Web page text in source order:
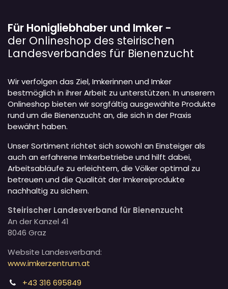
Für Honigliebhaber und Imker -
der Onlineshop des steirischen
Landesverbandes für Bienenzucht
Wir verfolgen das Ziel, Imkerinnen und Imker
bestmöglich in ihrer Arbeit zu unterstützen. In unserem
Onlineshop bieten wir sorgfältig ausgewählte Produkte
rund um die Bienenzucht an, die sich in der Praxis
bewährt haben.
Unser Sortiment richtet sich sowohl an Einsteiger als
auch an erfahrene Imkerbetriebe und hilft dabei,
Arbeitsabläufe zu erleichtern, die Völker optimal zu
betreuen und die Qualität der Imkereiprodukte
nachhaltig zu sichern.
Steirischer Landesverband für Bienenzucht
An der Kanzel 41
8046 Graz
Website Landesverband:
www.imkerzentrum.at
+43 316 695849